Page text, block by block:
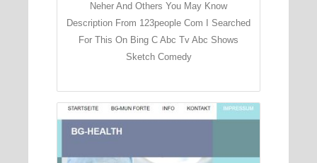
Neher And Others You May Know
Description From 123people Com I Searched
For This On Bing C Abc Tv Abc Shows
Sketch Comedy